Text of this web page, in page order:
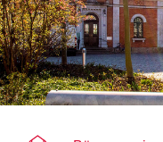
Sie befinden sich